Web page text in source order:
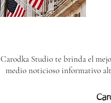
Carodka Studio te brinda el
medio noticioso informativo